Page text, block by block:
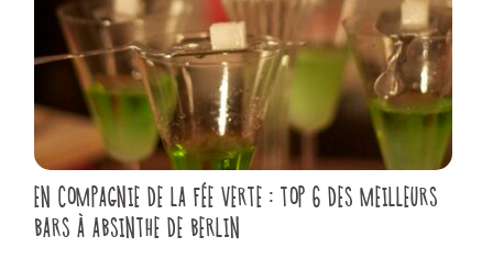
EN COMPAGNIE DE LA FÉE VERTE : TOP 6 DES MEILLEURS
BARS À ABSINTHE DE BERLIN